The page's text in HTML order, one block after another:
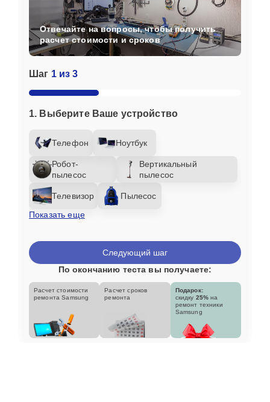
Шаг 1 из 3
1. Выберите Ваше устройство
Телефон Ноутбук
Робот-
пылесос
Вертикальный
пылесос
Телевизор
Пылесос
Показать еще
Отвечайте на вопросы, чтобы получить
расчет стоимости и сроков
Следующий шаг
По окончанию теста вы получаете:
Расчет стоимости
ремонта Samsung
Расчет сроков
ремонта
Подарок:
скидку 25% на
ремонт техники
Samsung